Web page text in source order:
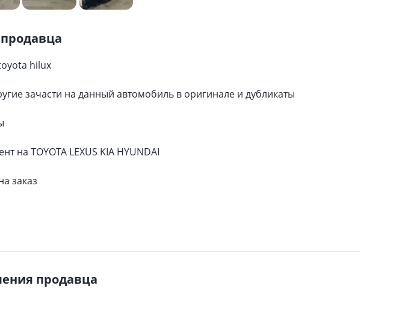
hilux
зачасти на данный автомобиль в оригинале и дубликаты
на TOYOTA LEXUS KIA HYUNDAI
заказ
продавца